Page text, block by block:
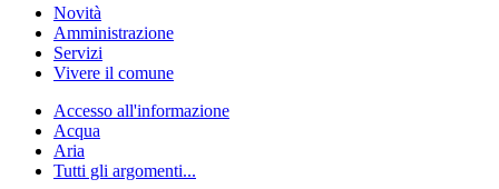
Novità
Amministrazione
Servizi
Vivere il comune
Accesso all'informazione
Acqua
Aria
Tutti gli argomenti...